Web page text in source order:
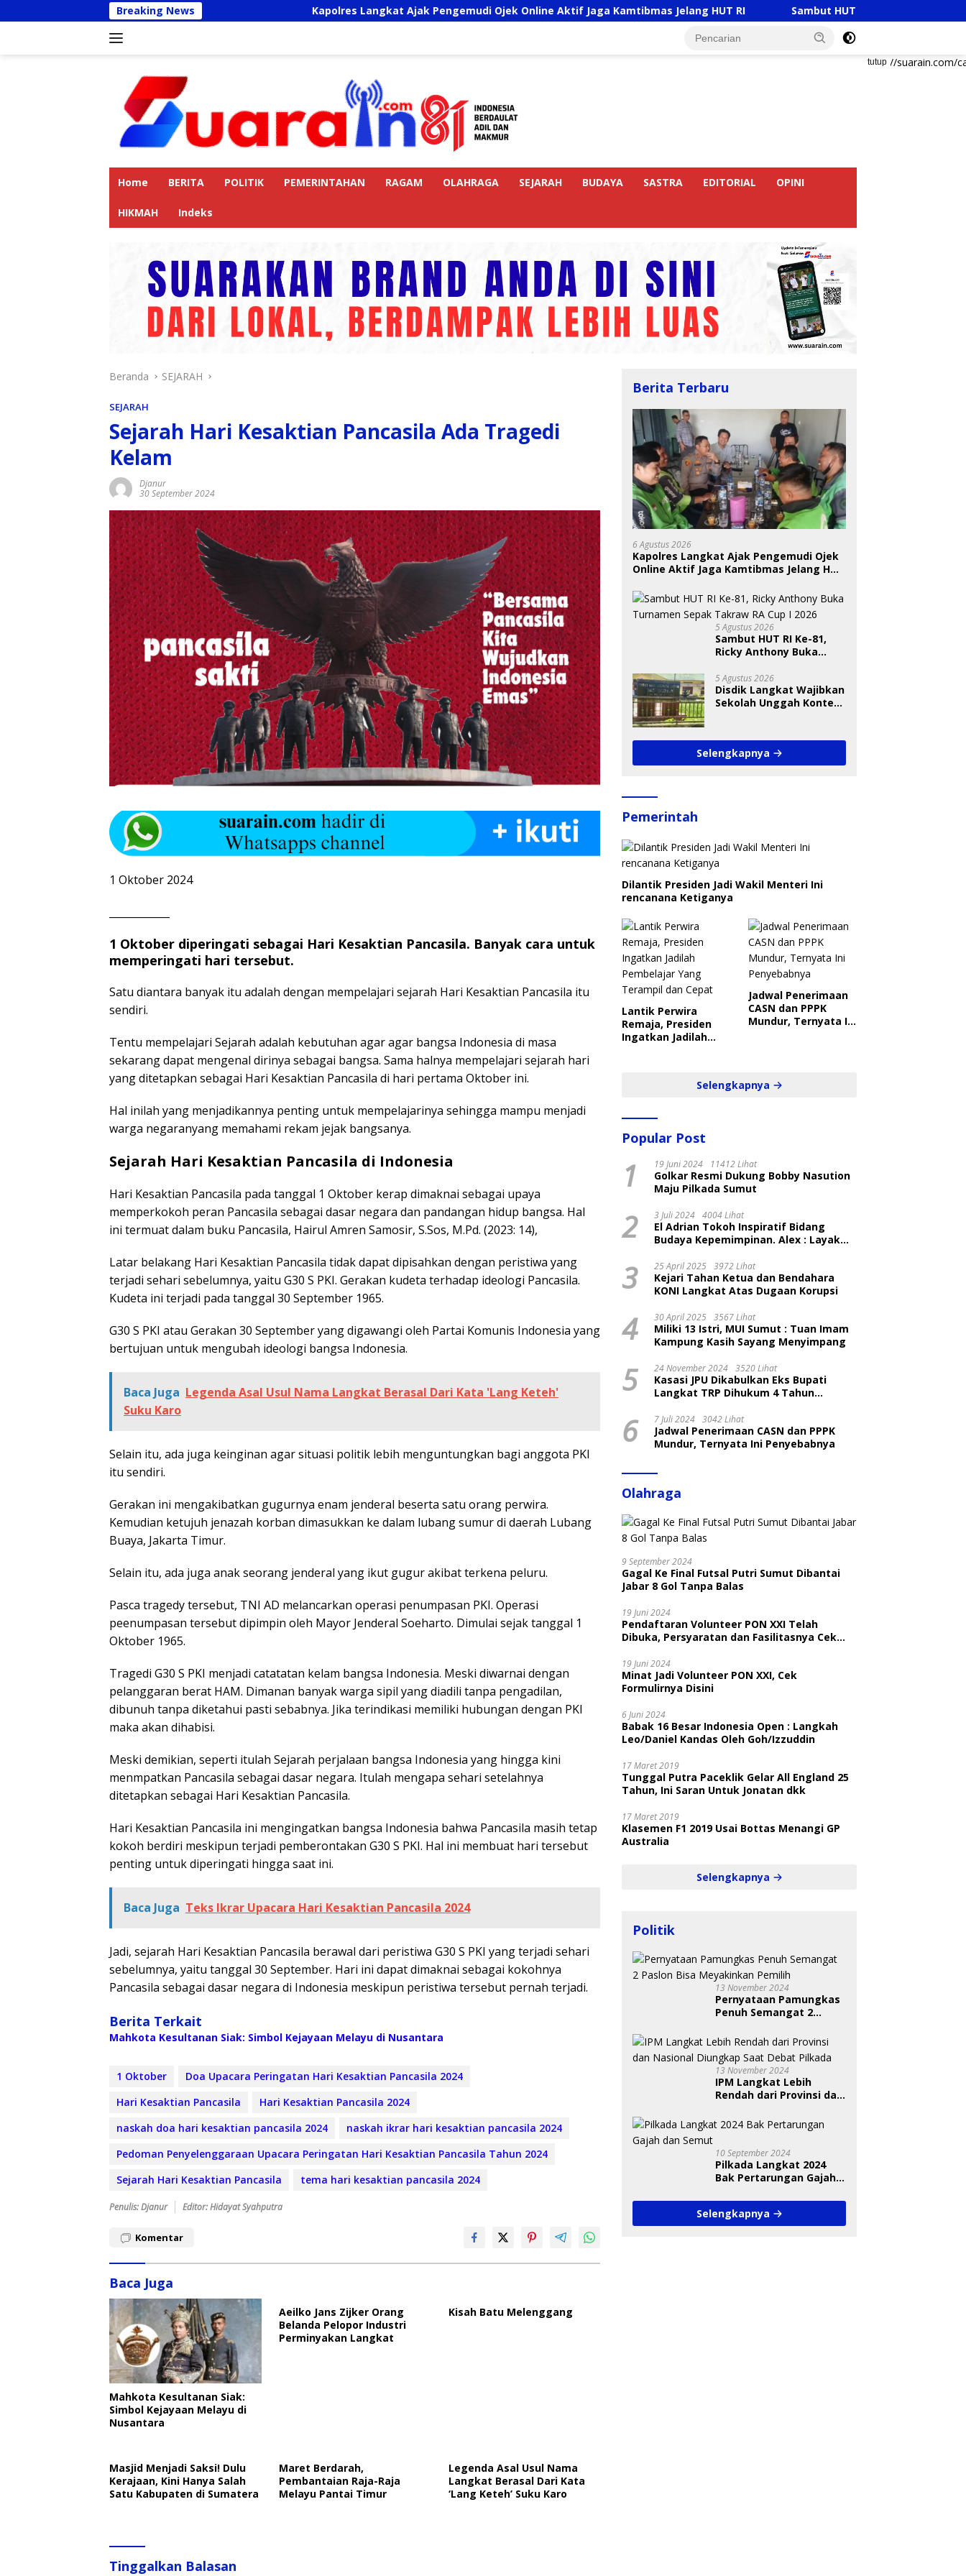
ke
Breaking News Kapolres Langkat Ajak Pengemudi Ojek Online Aktif Jaga Kamtibmas Jelang HUT RI Sambut HUT RI Ke-81, Ricky Anthony Buka Turnamen
tutup
https://suarain.com/
Home BERITA POLITIK PEMERINTAHAN RAGAM OLAHRAGA SEJARAH BUDAYA SASTRA EDITORIAL OPINI
HIKMAH Indeks
Beranda SEJARAH
SEJARAH
Sejarah Hari Kesaktian Pancasila Ada Tragedi
Kelam
Djanur
30 September 2024
1 Oktober 2024
1 Oktober diperingati sebagai Hari Kesaktian Pancasila. Banyak cara untuk
memperingati hari tersebut.
Satu diantara banyak itu adalah dengan mempelajari sejarah Hari Kesaktian Pancasila itu
sendiri.
Tentu mempelajari Sejarah adalah kebutuhan agar agar bangsa Indonesia di masa
sekarang dapat mengenal dirinya sebagai bangsa. Sama halnya mempelajari sejarah hari
yang ditetapkan sebagai Hari Kesaktian Pancasila di hari pertama Oktober ini.
Hal inilah yang menjadikannya penting untuk mempelajarinya sehingga mampu menjadi
warga negaranyang memahami rekam jejak bangsanya.
Sejarah Hari Kesaktian Pancasila di Indonesia
Hari Kesaktian Pancasila pada tanggal 1 Oktober kerap dimaknai sebagai upaya
memperkokoh peran Pancasila sebagai dasar negara dan pandangan hidup bangsa. Hal
ini termuat dalam buku Pancasila, Hairul Amren Samosir, S.Sos, M.Pd. (2023: 14),
Latar belakang Hari Kesaktian Pancasila tidak dapat dipisahkan dengan peristiwa yang
terjadi sehari sebelumnya, yaitu G30 S PKI. Gerakan kudeta terhadap ideologi Pancasila.
Kudeta ini terjadi pada tanggal 30 September 1965.
G30 S PKI atau Gerakan 30 September yang digawangi oleh Partai Komunis Indonesia yang
bertujuan untuk mengubah ideologi bangsa Indonesia.
Baca Juga Legenda Asal Usul Nama Langkat Berasal Dari Kata 'Lang Keteh'
Suku Karo
Selain itu, ada juga keinginan agar situasi politik lebih menguntungkan bagi anggota PKI
itu sendiri.
Gerakan ini mengakibatkan gugurnya enam jenderal beserta satu orang perwira.
Kemudian ketujuh jenazah korban dimasukkan ke dalam lubang sumur di daerah Lubang
Buaya, Jakarta Timur.
Selain itu, ada juga anak seorang jenderal yang ikut gugur akibat terkena peluru.
Pasca tragedy tersebut, TNI AD melancarkan operasi penumpasan PKI. Operasi
peenumpasan tersebut dipimpin oleh Mayor Jenderal Soeharto. Dimulai sejak tanggal 1
Oktober 1965.
Tragedi G30 S PKI menjadi catatatan kelam bangsa Indonesia. Meski diwarnai dengan
pelanggaran berat HAM. Dimanan banyak warga sipil yang diadili tanpa pengadilan,
dibunuh tanpa diketahui pasti sebabnya. Jika terindikasi memiliki hubungan dengan PKI
maka akan dihabisi.
Meski demikian, seperti itulah Sejarah perjalaan bangsa Indonesia yang hingga kini
menmpatkan Pancasila sebagai dasar negara. Itulah mengapa sehari setelahnya
ditetapkan sebagai Hari Kesaktian Pancasila.
Hari Kesaktian Pancasila ini mengingatkan bangsa Indonesia bahwa Pancasila masih tetap
kokoh berdiri meskipun terjadi pemberontakan G30 S PKI. Hal ini membuat hari tersebut
penting untuk diperingati hingga saat ini.
Baca Juga Teks Ikrar Upacara Hari Kesaktian Pancasila 2024
Jadi, sejarah Hari Kesaktian Pancasila berawal dari peristiwa G30 S PKI yang terjadi sehari
sebelumnya, yaitu tanggal 30 September. Hari ini dapat dimaknai sebagai kokohnya
Pancasila sebagai dasar negara di Indonesia meskipun peristiwa tersebut pernah terjadi.
Berita Terkait
Mahkota Kesultanan Siak: Simbol Kejayaan Melayu di Nusantara
1 Oktober
Doa Upacara Peringatan Hari Kesaktian Pancasila 2024
Hari Kesaktian Pancasila
Hari Kesaktian Pancasila 2024
naskah doa hari kesaktian pancasila 2024
naskah ikrar hari kesaktian pancasila 2024
Pedoman Penyelenggaraan Upacara Peringatan Hari Kesaktian Pancasila Tahun 2024
Sejarah Hari Kesaktian Pancasila
tema hari kesaktian pancasila 2024
Penulis: Djanur Editor: Hidayat Syahputra
Komentar
Baca Juga
Mahkota Kesultanan Siak:
Simbol Kejayaan Melayu di
Nusantara
Aeilko Jans Zijker Orang
Belanda Pelopor Industri
Perminyakan Langkat
Kisah Batu Melenggang
Masjid Menjadi Saksi! Dulu
Kerajaan, Kini Hanya Salah
Satu Kabupaten di Sumatera
Maret Berdarah,
Pembantaian Raja-Raja
Melayu Pantai Timur
Legenda Asal Usul Nama
Langkat Berasal Dari Kata
‘Lang Keteh’ Suku Karo
Tinggalkan Balasan
Berita Terbaru
6 Agustus 2026
Kapolres Langkat Ajak Pengemudi Ojek
Online Aktif Jaga Kamtibmas Jelang HUT
5 Agustus 2026
Sambut HUT RI Ke-81,
Ricky Anthony Buka
Takraw RA Cup I 2026
5 Agustus 2026
Disdik Langkat Wajibkan
Sekolah Unggah Konten
Data Anak
Selengkapnya
Pemerintah
Dilantik Presiden Jadi Wakil Menteri Ini
rencanana Ketiganya
Lantik Perwira
Remaja, Presiden
Ingatkan Jadilah
Jadwal Penerimaan
CASN dan PPPK
Mundur, Ternyata Ini
Selengkapnya
Popular Post
1 19 Juni 2024 11412 Lihat
Golkar Resmi Dukung Bobby Nasution
Maju Pilkada Sumut
2 3 Juli 2024 4004 Lihat
El Adrian Tokoh Inspiratif Bidang
Budaya Kepemimpinan. Alex : Layak
3 25 April 2025 3972 Lihat
Kejari Tahan Ketua dan Bendahara
KONI Langkat Atas Dugaan Korupsi
4 30 April 2025 3567 Lihat
Miliki 13 Istri, MUI Sumut : Tuan Imam
Kampung Kasih Sayang Menyimpang
5 24 November 2024 3520 Lihat
Kasasi JPU Dikabulkan Eks Bupati
Langkat TRP Dihukum 4 Tahun
6 7 Juli 2024 3042 Lihat
Jadwal Penerimaan CASN dan PPPK
Mundur, Ternyata Ini Penyebabnya
Olahraga
9 September 2024
Gagal Ke Final Futsal Putri Sumut Dibantai
Jabar 8 Gol Tanpa Balas
19 Juni 2024
Pendaftaran Volunteer PON XXI Telah
Dibuka, Persyaratan dan Fasilitasnya Cek
19 Juni 2024
Minat Jadi Volunteer PON XXI, Cek
Formulirnya Disini
6 Juni 2024
Babak 16 Besar Indonesia Open : Langkah
Leo/Daniel Kandas Oleh Goh/Izzuddin
17 Maret 2019
Tunggal Putra Paceklik Gelar All England 25
Tahun, Ini Saran Untuk Jonatan dkk
17 Maret 2019
Klasemen F1 2019 Usai Bottas Menangi GP
Australia
Selengkapnya
Politik
13 November 2024
Pernyataan Pamungkas
Penuh Semangat 2
Pemilih
13 November 2024
IPM Langkat Lebih
Rendah dari Provinsi dan
Debat Pilkada
10 September 2024
Pilkada Langkat 2024
Bak Pertarungan Gajah
Selengkapnya